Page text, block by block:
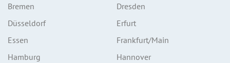
Bremen
Dresden
Düsseldorf
Erfurt
Essen
Frankfurt/Main
Hamburg
Hannover